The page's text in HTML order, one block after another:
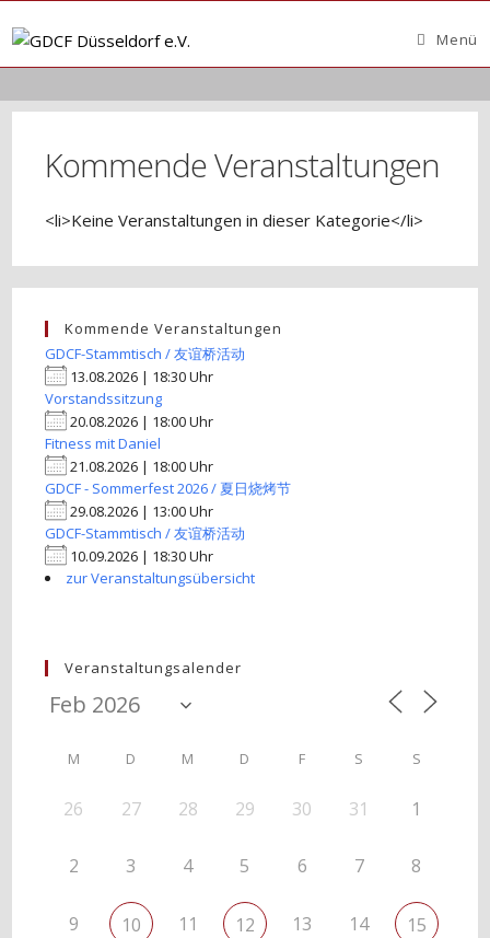
Inhalt
Menü
Kommende Veranstaltungen
<li>Keine Veranstaltungen in dieser Kategorie</li>
Kommende Veranstaltungen
GDCF-Stammtisch / 友谊桥活动
13.08.2026 | 18:30 Uhr
Vorstandssitzung
20.08.2026 | 18:00 Uhr
Fitness mit Daniel
21.08.2026 | 18:00 Uhr
GDCF - Sommerfest 2026 / 夏日烧烤节
29.08.2026 | 13:00 Uhr
GDCF-Stammtisch / 友谊桥活动
10.09.2026 | 18:30 Uhr
zur Veranstaltungsübersicht
Veranstaltungsalender
M D M D F S S
26 27 28 29 30 31 1
2 3 4 5 6 7 8
9 10 11 12 13 14 15